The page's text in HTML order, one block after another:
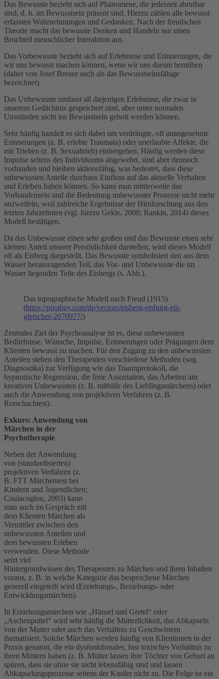
Das Bewusste bezieht sich auf Phänomene, die jederzeit abrufbar
sind, d. h. im Bewusstsein präsent sind. Hierzu zählen alle bewusst
erfassten Wahrnehmungen und Gedanken. Nach der freudschen
Theorie macht das bewusste Denken und Handeln nur einen
Bruchteil menschlicher Interaktion aus.
Das Vorbewusste bezieht sich auf Erlebnisse und Erinnerungen, die
wir uns bewusst machen können, wenn wir uns darum bemühen
(daher von Josef Breuer auch als das Bewusstseinsfähige
bezeichnet).
Das Unbewusste umfasst all diejenigen Erlebnisse, die zwar in
unserem Gedächtnis gespeichert sind, aber unter normalen
Umständen nicht ins Bewusstsein geholt werden können.
Sehr häufig handelt es sich dabei um verdrängte, oft unangenehme
Erinnerungen (z. B. erlebte Traumata) oder unerlaubte Affekte, die
mit Trieben (z. B. Sexualtrieb) einhergehen. Häufig werden diese
Impulse seitens des Individuums abgewehrt, sind aber dennoch
vorhanden und bleiben aktionsfähig, was bedeutet, dass diese
unbewussten Anteile durchaus Einfluss auf das aktuelle Verhalten
und Erleben haben können. So kann man mittlerweile das
Vorhandensein und die Bedeutung unbewusster Prozesse nicht mehr
anzweifeln, weil zahlreiche Ergebnisse der Hirnforschung aus den
letzten Jahrzehnten (vgl. hierzu Gekle, 2008; Rankin, 2014) dieses
Modell bestätigen.
Da das Unbewusste einen sehr großen und das Bewusste einen sehr
kleinen Anteil unserer Persönlichkeit darstellen, wird dieses Modell
oft als Eisberg dargestellt. Das Bewusste symbolisiert den aus dem
Wasser herausragenden Teil, das Vor- und Unbewusste die im
Wasser liegenden Teile des Eisbergs (s. Abb.).
Das topographische Modell nach Freud (1915)
(https://pixabay.com/de/vectors/eisberg-eisburg-eis-
gletscher-2070977/)
Zentrales Ziel der Psychoanalyse ist es, diese unbewussten
Bedürfnisse, Wünsche, Impulse, Erinnerungen oder Prägungen dem
Klienten bewusst zu machen. Für den Zugang zu den unbewussten
Anteilen stehen den Therapeuten verschiedene Methoden (sog.
Diagnostika) zur Verfügung wie das Traumprotokoll, die
hypnotische Regression, die freie Assoziation, das Arbeiten am
kreativen Unbewussten (z. B. mithilfe des Lieblingsmärchens) oder
auch die Anwendung von projektiven Verfahren (z. B.
Rorschachtest).
Exkurs: Anwendung von
Märchen in der
Psychotherapie
Neben der Anwendung
von (standardisierten)
projektiven Verfahren (z.
B. FTT Märchentest bei
Kindern und Jugendlichen;
Coulacoglou, 2003) kann
man auch im Gespräch mit
dem Klienten Märchen als
Vermittler zwischen den
unbewussten Anteilen und
dem bewussten Erleben
verwenden. Diese Methode
setzt viel
Hintergrundwissen des Therapeuten zu Märchen und ihren Inhalten
voraus, z. B. in welche Kategorie das besprochene Märchen
generell eingeteilt wird (Erziehungs-, Beziehungs- oder
Entwicklungsmärchen).
In Erziehungsmärchen wie „Hänsel und Gretel“ oder
„Aschenputtel“ wird sehr häufig die Mütterlichkeit, das Abkapseln
von der Mutter oder auch das Verhältnis zu Geschwistern
thematisiert. Solche Märchen werden häufig von Klientinnen in der
Praxis genannt, die ein dysfunktionales, fast toxisches Verhältnis zu
ihren Müttern haben (z. B. Mütter lassen ihre Töchter von Geburt an
spüren, dass sie ohne sie nicht lebensfähig sind und lassen
Abkapselungsprozesse seitens der Kinder nicht zu. Die Folge ist ein